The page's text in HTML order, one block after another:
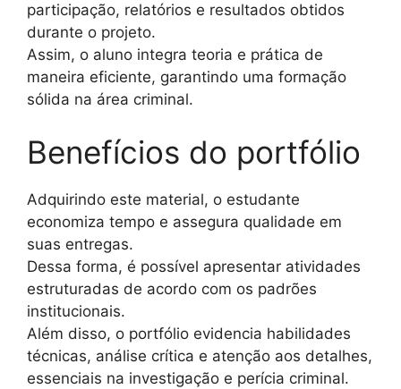
participação, relatórios e resultados obtidos
durante o projeto.
Assim, o aluno integra teoria e prática de
maneira eficiente, garantindo uma formação
sólida na área criminal.
Benefícios do portfólio
Adquirindo este material, o estudante
economiza tempo e assegura qualidade em
suas entregas.
Dessa forma, é possível apresentar atividades
estruturadas de acordo com os padrões
institucionais.
Além disso, o portfólio evidencia habilidades
técnicas, análise crítica e atenção aos detalhes,
essenciais na investigação e perícia criminal.